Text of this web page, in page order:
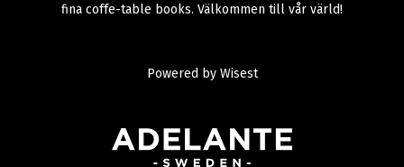
fina coffe-table books. Välkommen till vår värld!
Powered by Wisest